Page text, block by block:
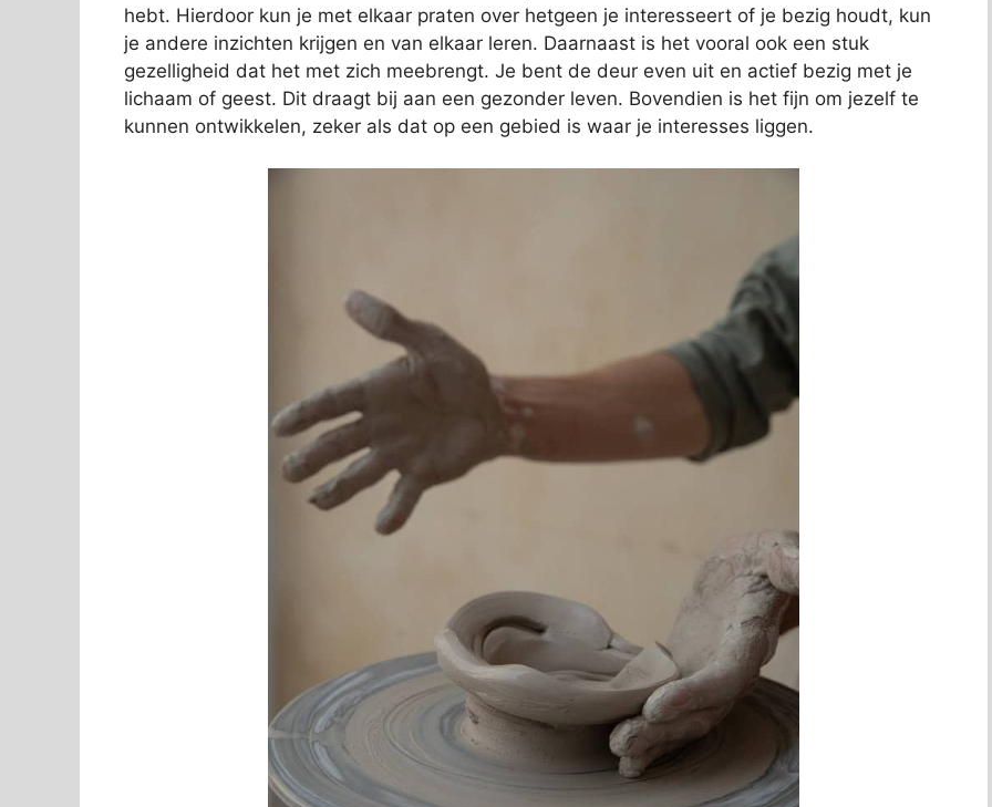
hebt. Hierdoor kun je met elkaar praten over hetgeen je interesseert of je bezig houdt, kun
je andere inzichten krijgen en van elkaar leren. Daarnaast is het vooral ook een stuk
gezelligheid dat het met zich meebrengt. Je bent de deur even uit en actief bezig met je
lichaam of geest. Dit draagt bij aan een gezonder leven. Bovendien is het fijn om jezelf te
kunnen ontwikkelen, zeker als dat op een gebied is waar je interesses liggen.